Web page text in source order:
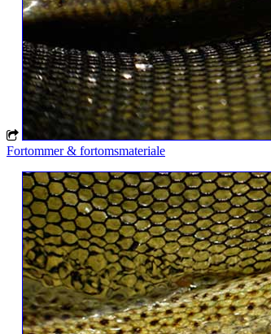
Fortommer & fortomsmateriale